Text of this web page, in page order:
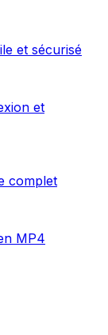
et sécurisé
et
complet
MP4